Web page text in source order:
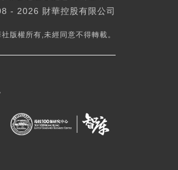
- 2026 財華控股有限公司
版權所有,未經同意不得轉載。